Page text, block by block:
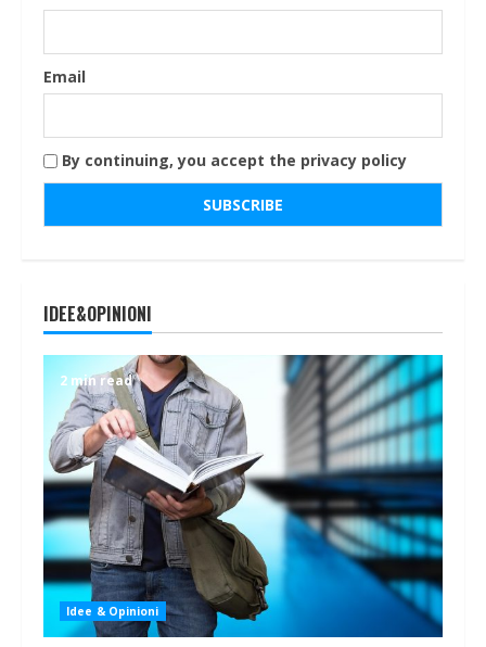
Email
By continuing, you accept the privacy policy
IDEE&OPINIONI
2 min read
Idee & Opinioni